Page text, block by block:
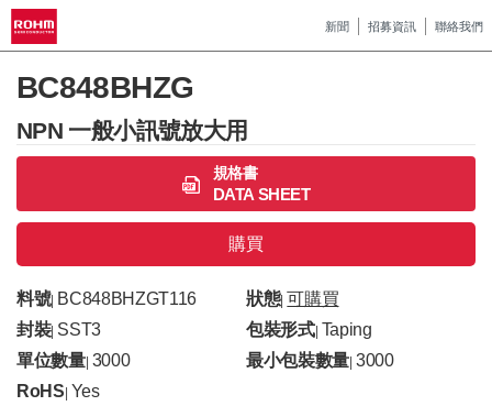
新聞 招募資訊 聯絡我們
BC848BHZG
NPN 一般小訊號放大用
規格書
DATA SHEET
購買
料號| BC848BHZGT116 狀態| 可購買
封裝| SST3 包裝形式| Taping
單位數量| 3000 最小包裝數量 |3000
RoHS Yes